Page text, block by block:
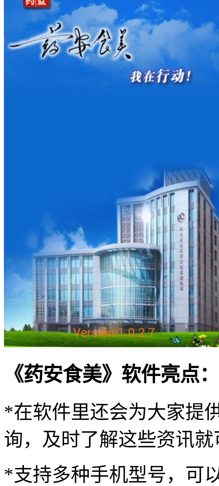
《药安食美》软件亮点：
*在软件里还会为大家提
询，及时了解这些资讯
*支持多种手机型号，可